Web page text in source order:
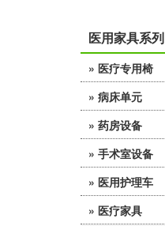
医用家具系列
» 医疗专用椅
- 输液椅
- 候诊椅
- 陪护椅
- 医用功能椅
» 病床单元
- 多功能病床
- 医养病床
- 儿童床
- 诊疗床
» 药房设备
- 药架药柜
- 病理柜
» 手术室设备
- 电动手术台
- 医用转运车
» 医用护理车
- 移动信息车
» 医疗家具